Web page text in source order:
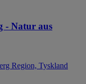
- Natur aus
Region, Tyskland